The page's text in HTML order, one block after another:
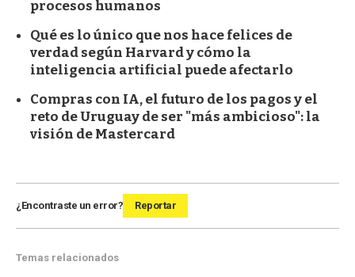
procesos humanos
Qué es lo único que nos hace felices de
verdad según Harvard y cómo la
inteligencia artificial puede afectarlo
Compras con IA, el futuro de los pagos y el
reto de Uruguay de ser "más ambicioso": la
visión de Mastercard
¿Encontraste un error? Reportar
Temas relacionados